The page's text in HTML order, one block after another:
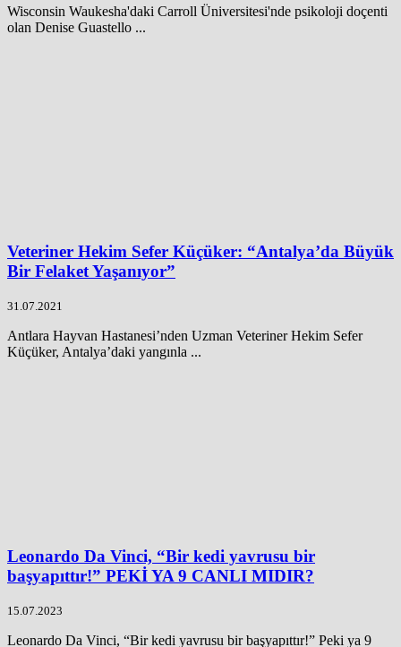
Wisconsin Waukesha'daki Carroll Üniversitesi'nde psikoloji doçenti
olan Denise Guastello ...
Veteriner Hekim Sefer Küçüker: “Antalya’da Büyük
Bir Felaket Yaşanıyor”
31.07.2021
Antlara Hayvan Hastanesi’nden Uzman Veteriner Hekim Sefer
Küçüker, Antalya’daki yangınla ...
Leonardo Da Vinci, “Bir kedi yavrusu bir
başyapıttır!” PEKİ YA 9 CANLI MIDIR?
15.07.2023
Leonardo Da Vinci, “Bir kedi yavrusu bir başyapıttır!” Peki ya 9